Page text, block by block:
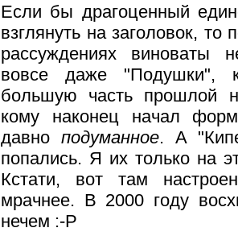
Если бы драгоценный
взглянуть на заголовок,
рассуждениях виноваты
вовсе даже "Подушки",
большую часть прошлой
кому наконец начал
давно подуманное. А
попались. Я их только на
Кстати, вот там
мрачнее. В 2000 году
нечем :-P